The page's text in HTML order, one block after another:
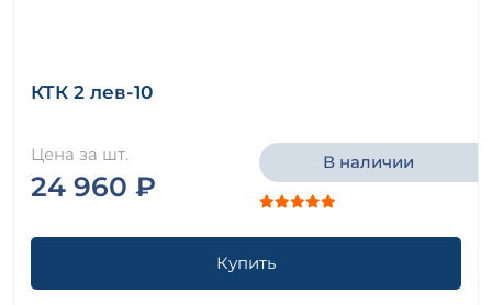
КТК 2 лев-10
Цена за шт.
24 960 ₽
В наличии
Купить